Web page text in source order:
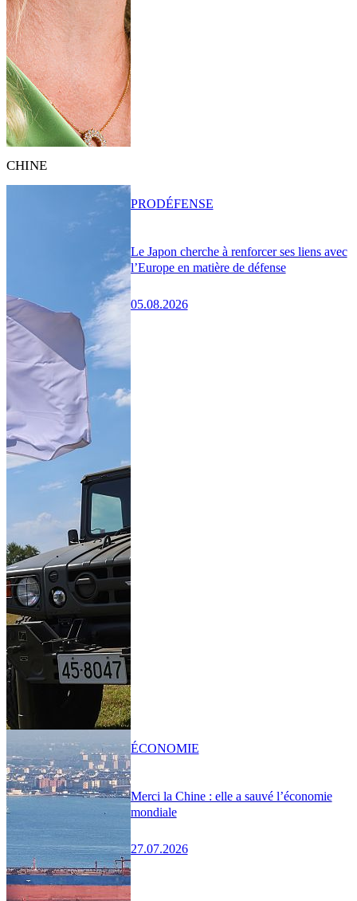
CHINE
Le Japon cherche à renforcer ses liens avec
l’Europe en matière de défense
05.08.2026
PRODÉFENSE
Merci la Chine : elle a sauvé l’économie
mondiale
27.07.2026
ÉCONOMIE